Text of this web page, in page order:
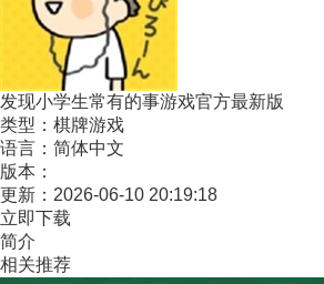
发现小学生常有的事游戏官方最新版
类型： 棋牌游戏
语言： 简体中文
版本：
更新： 2026-06-10 20:19:18
立即下载
简介
相关推荐